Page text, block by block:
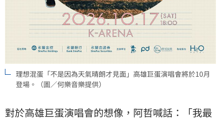
理想混蛋「不是因為天氣晴朗才見面」高雄巨蛋演唱會將於10月
登場。（圖／何樂音樂提供）
對於高雄巨蛋演唱會的想像，阿哲喊話：「我最